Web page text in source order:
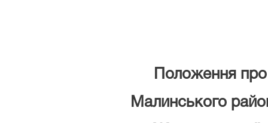
Положення
Малинського